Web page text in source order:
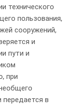
технического
пользования,
сооружений,
и
пути и
при
в